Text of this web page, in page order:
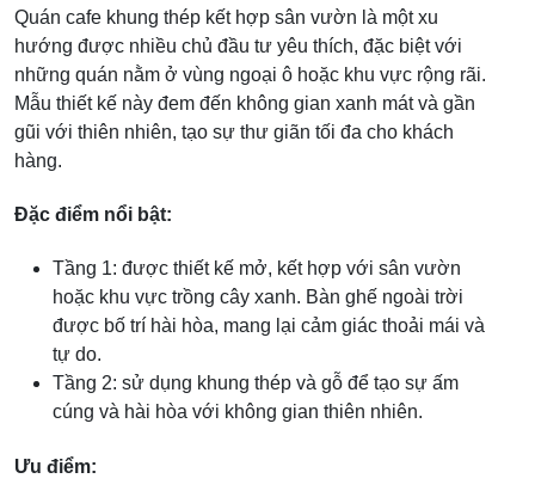
Quán cafe khung thép kết hợp sân vườn là một xu
hướng được nhiều chủ đầu tư yêu thích, đặc biệt với
những quán nằm ở vùng ngoại ô hoặc khu vực rộng rãi.
Mẫu thiết kế này đem đến không gian xanh mát và gần
gũi với thiên nhiên, tạo sự thư giãn tối đa cho khách
hàng.
Đặc điểm nổi bật:
Tầng 1: được thiết kế mở, kết hợp với sân vườn
hoặc khu vực trồng cây xanh. Bàn ghế ngoài trời
được bố trí hài hòa, mang lại cảm giác thoải mái và
tự do.
Tầng 2: sử dụng khung thép và gỗ để tạo sự ấm
cúng và hài hòa với không gian thiên nhiên.
Ưu điểm: